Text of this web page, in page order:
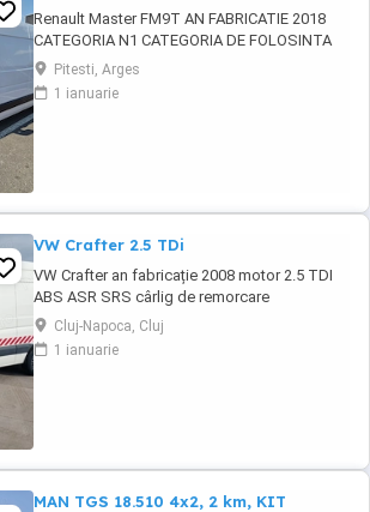
Renault Master FM9T AN FABRICATIE 2018
CATEGORIA N1 CATEGORIA DE FOLOSINTA
AUTOUTILITARA N1 CAROSERIE BB FURGON
PUTERE KW 96 TIP COMBUSTIBIL
MOTORINA NORMA DE POLUARE CE EURO 6
Pitesti, Arges
1 ianuarie
VW Crafter 2.5 TDi
VW Crafter an fabricație 2008 motor 2.5 TDI
ABS ASR SRS cârlig de remorcare
Cluj-Napoca, Cluj
1 ianuarie
MAN TGS 18.510 4x2, 2 km, KIT